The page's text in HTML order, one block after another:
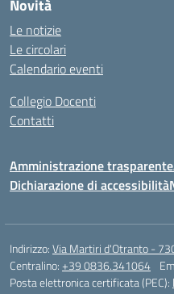
Novità
Le notizie
Le circolari
Calendario eventi
Collegio Docenti
Contatti
Amministrazione trasparente
Dichiarazione di accessibilità
Indirizzo:Via Martiri d'Otranto -
Centralino:+39 0836.341064
Posta elettronica certificata (PEC):